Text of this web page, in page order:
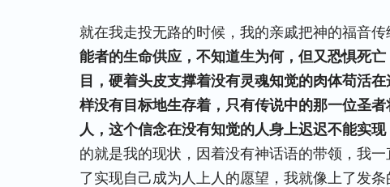
就在我走投无路的时候，我的亲戚把神的福音
能者的生命供应，不知道生为何，但又恐惧死
目，硬着头皮支撑着没有灵魂知觉的肉体苟活
样没有目标地生存着，只有传说中的那一位圣
人，这个信念在没有知觉的人身上迟迟不能实现
的就是我的现状，因着没有神话语的带领，我
了实现自己成为人上人的愿望，我就像上了发